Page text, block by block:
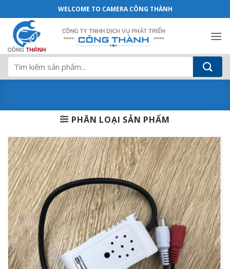
qua
dung
Micro HDPARAGON - Camera Công
WELCOME TO CAMERA CÔNG THÀNH
Tìm
kiếm:
PHÂN LOẠI SẢN PHẨM